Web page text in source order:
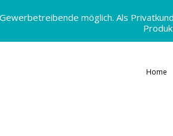
möglich. Als
Home